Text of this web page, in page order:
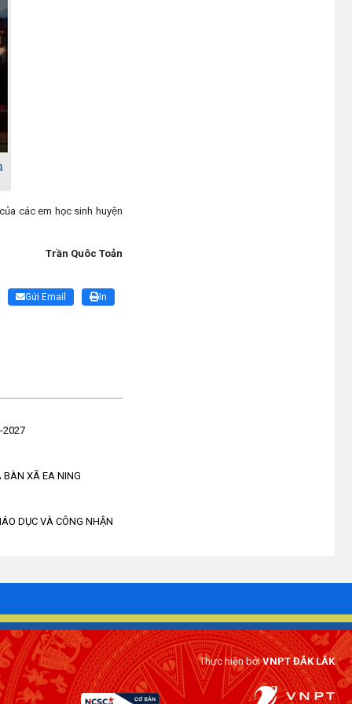
các em học sinh huyện
Trần Quôc Toản
In
Gửi Email
2027
BÀN XÃ EA NING
DỤC VÀ CÔNG NHẬN
Thực hiện bởiVNPT ĐẮK LẮK